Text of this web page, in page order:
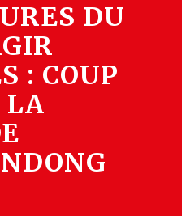
DU
: COUP
LA